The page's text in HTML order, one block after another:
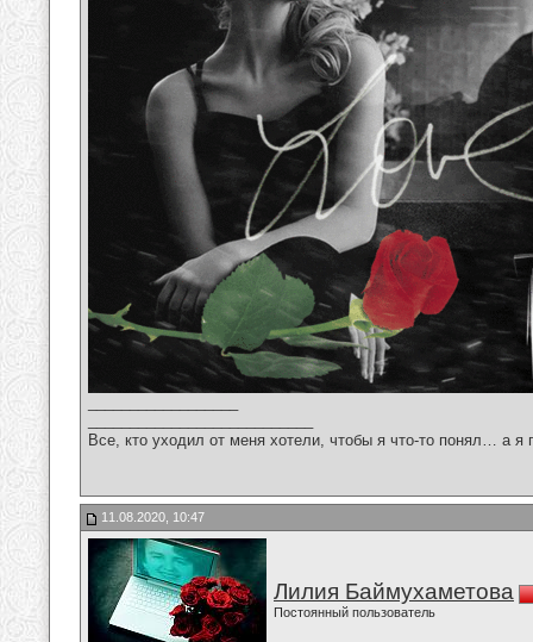
Все, кто уходил от меня хотели, чтобы я что-то понял… а
11.08.2020, 10:47
Лилия Баймухаметова
Постоянный пользователь